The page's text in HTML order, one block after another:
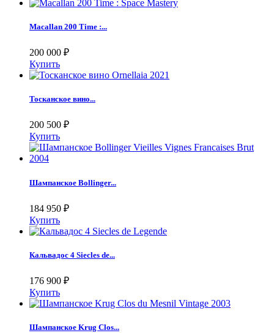
Macallan 200 Time :...
200 000 ₽
Купить
Тосканское вино...
200 500 ₽
Купить
Шампанское Bollinger...
184 950 ₽
Купить
Кальвадос 4 Siecles de...
176 900 ₽
Купить
Шампанское Krug Clos...